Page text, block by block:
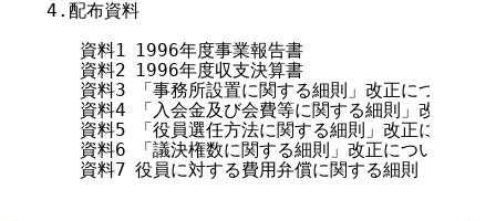
4.配布資料
   資料1	1996年度事業報告書
   資料2	1996年度収支決算書
   資料3	「事務所設置に関する細則」改正について
   資料4	「入会金及び会費等に関する細則」改正について
   資料5	「役員選任方法に関する細則」改正について
   資料6	「議決権数に関する細則」改正について
   資料7	役員に対する費用弁償に関する細則（案）